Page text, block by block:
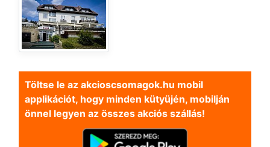
Töltse le az akcioscsomagok.hu mobil
applikációt, hogy minden kütyüjén, mobilján
önnel legyen az összes akciós szállás!